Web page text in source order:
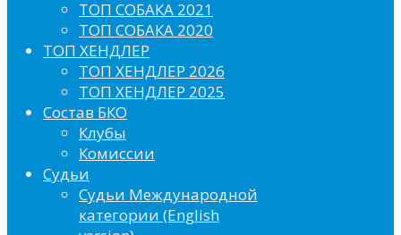
ТОП СОБАКА 2021
ТОП СОБАКА 2020
ТОП ХЕНДЛЕР
ТОП ХЕНДЛЕР 2026
ТОП ХЕНДЛЕР 2025
Состав БКО
Клубы
Комиссии
Судьи
Судьи Международной
категории (English